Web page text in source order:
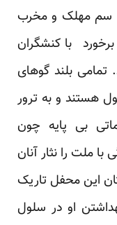
سم مهلک و مخرب
با کنشگران
بلند گوهای
هستند و به ترور
بی پایه چون
ملت را نثار آنان
این محفل تاریک
او در سلول